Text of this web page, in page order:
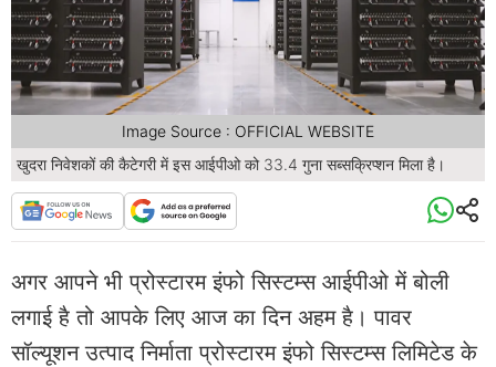
खुदरा निवेशकों की कैटेगरी में इस आईपीओ को 33.4 गुना सब्सक्रिप्शन मिला है।
Image Source : OFFICIAL WEBSITE
अगर आपने भी प्रोस्टारम इंफो सिस्टम्स आईपीओ में बोली
लगाई है तो आपके लिए आज का दिन अहम है। पावर
सॉल्यूशन उत्पाद निर्माता प्रोस्टारम इंफो सिस्टम्स लिमिटेड के